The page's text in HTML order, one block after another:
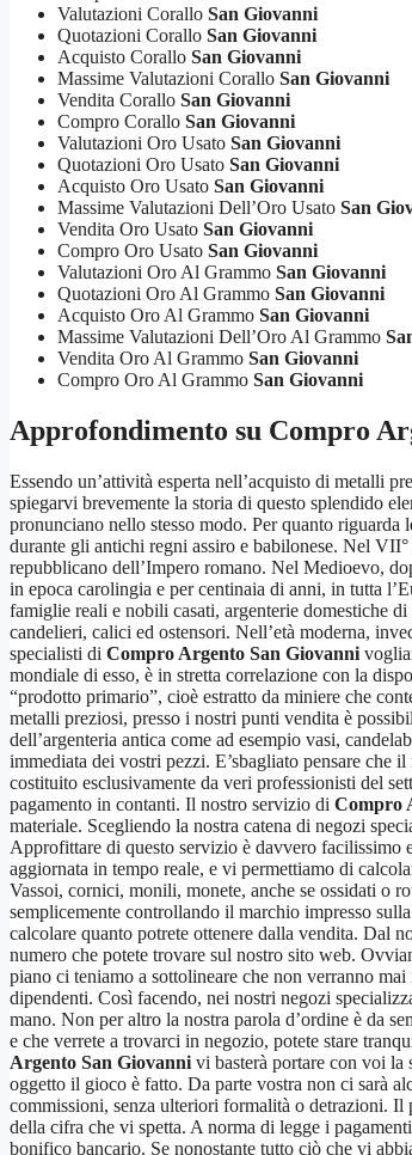
Valutazioni Corallo San Giovanni
Quotazioni Corallo San Giovanni
Acquisto Corallo San Giovanni
Massime Valutazioni Corallo San Giovanni
Vendita Corallo San Giovanni
Compro Corallo San Giovanni
Valutazioni Oro Usato San Giovanni
Quotazioni Oro Usato San Giovanni
Acquisto Oro Usato San Giovanni
Massime Valutazioni Dell’Oro Usato San
Vendita Oro Usato San Giovanni
Compro Oro Usato San Giovanni
Valutazioni Oro Al Grammo San Giovanni
Quotazioni Oro Al Grammo San Giovanni
Acquisto Oro Al Grammo San Giovanni
Massime Valutazioni Dell’Oro Al Grammo
Vendita Oro Al Grammo San Giovanni
Compro Oro Al Grammo San Giovanni
Approfondimento su Compro
Essendo un’attività esperta nell’acquisto di metalli
spiegarvi brevemente la storia di questo splendido
pronunciano nello stesso modo. Per quanto
durante gli antichi regni assiro e babilonese. Nel
repubblicano dell’Impero romano. Nel Medioevo,
in epoca carolingia e per centinaia di anni, in tutta
famiglie reali e nobili casati, argenterie domestiche
candelieri, calici ed ostensori. Nell’età moderna,
specialisti di Compro Argento San Giovanni
mondiale di esso, è in stretta correlazione con la
“prodotto primario”, cioè estratto da miniere che
metalli preziosi, presso i nostri punti vendita è
dell’argenteria antica come ad esempio vasi,
immediata dei vostri pezzi. E’sbagliato pensare che
costituito esclusivamente da veri professionisti del
pagamento in contanti. Il nostro servizio di Compro
materiale. Scegliendo la nostra catena di negozi
Approfittare di questo servizio è davvero
aggiornata in tempo reale, e vi permettiamo di
Vassoi, cornici, monili, monete, anche se ossidati o
semplicemente controllando il marchio impresso
calcolare quanto potrete ottenere dalla vendita. Dal
numero che potete trovare sul nostro sito web.
piano ci teniamo a sottolineare che non verranno
dipendenti. Così facendo, nei nostri negozi
mano. Non per altro la nostra parola d’ordine è da
e che verrete a trovarci in negozio, potete stare
Argento San Giovanni vi basterà portare con voi
oggetto il gioco è fatto. Da parte vostra non ci sarà
commissioni, senza ulteriori formalità o detrazioni. Il
della cifra che vi spetta. A norma di legge i
bonifico bancario. Se nonostante tutto ciò che vi